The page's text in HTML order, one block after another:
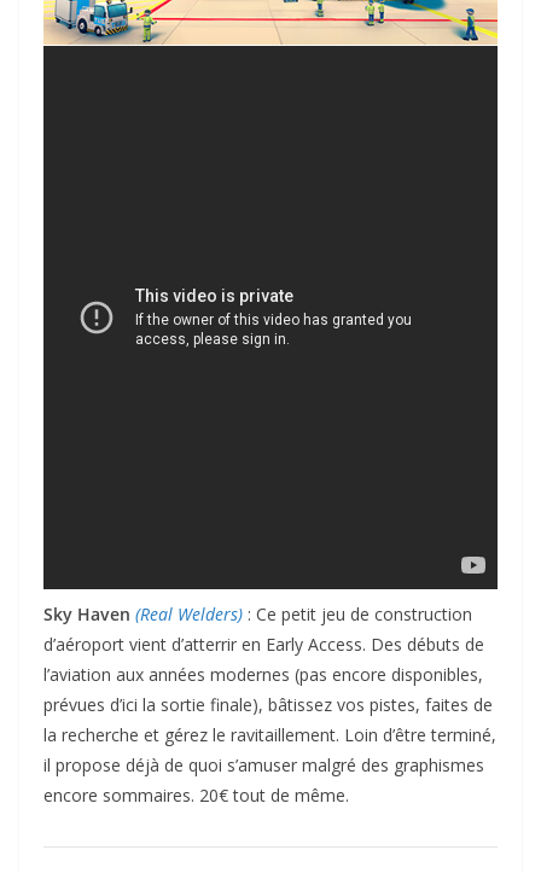
Sky Haven (Real Welders) : Ce petit jeu de construction
d’aéroport vient d’atterrir en Early Access. Des débuts de
l’aviation aux années modernes (pas encore disponibles,
prévues d’ici la sortie finale), bâtissez vos pistes, faites de
la recherche et gérez le ravitaillement. Loin d’être terminé,
il propose déjà de quoi s’amuser malgré des graphismes
encore sommaires. 20€ tout de même.